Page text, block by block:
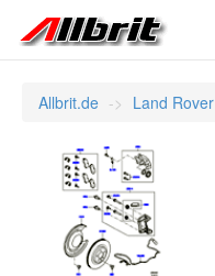
Allbrit.de Land Rover